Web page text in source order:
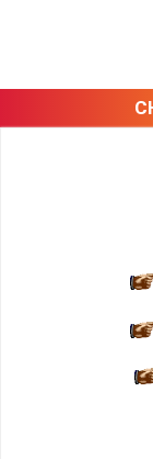
đẳng cấp cũng
Sim Lục Quý 7 -
Sim Lục Quý
Sim lục quý 9 gồm
Xa xưa số 9 còn là